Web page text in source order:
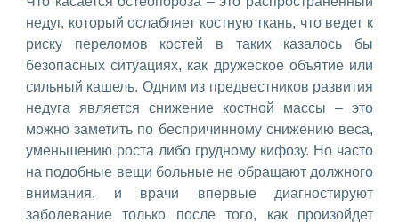
недуг, который ослабляет костную ткань, что ведет к
риску переломов костей в таких казалось бы
безопасных ситуациях, как дружеское объятие или
сильный кашель. Одним из предвестников развития
недуга является снижение костной массы – это
можно заметить по беспричинному снижению веса,
уменьшению роста либо грудному кифозу. Но часто
на подобные вещи больные не обращают должного
внимания, и врачи впервые диагностируют
заболевание только после того, как произойдет